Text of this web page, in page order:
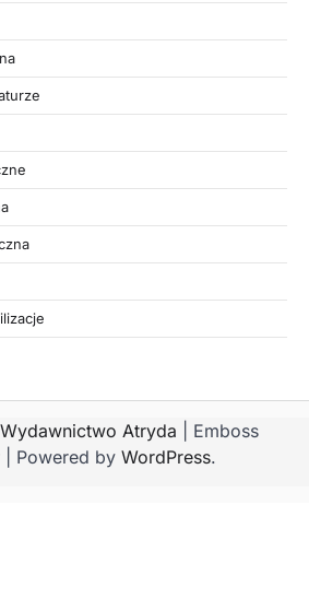
Wydawnictwo Atryda | Emboss
| Powered by WordPress.